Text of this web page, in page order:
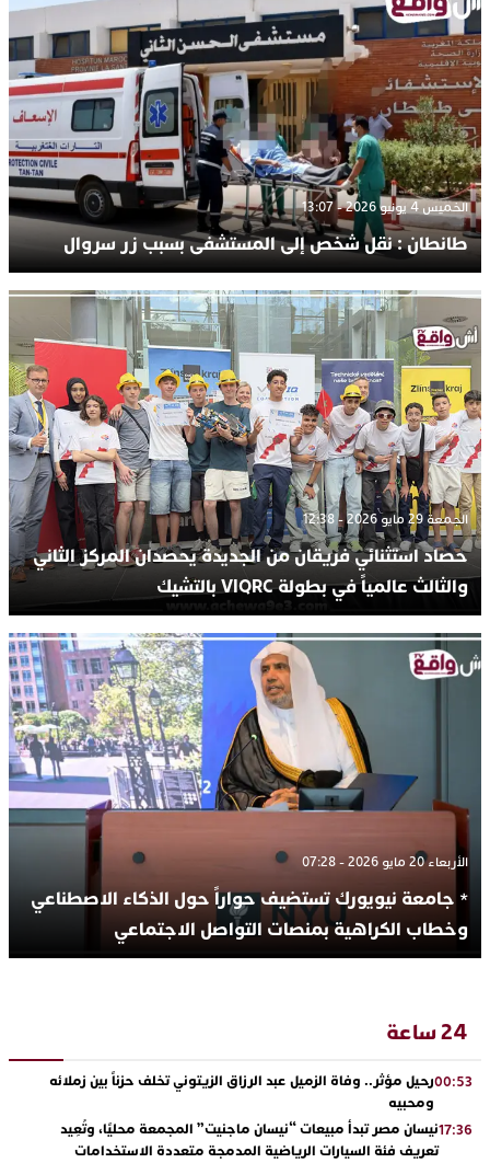
الخميس 4 يونيو 2026 - 13:07
طانطان : نقل شخص إلى المستشفى بسبب زر سروال
الجمعة 29 مايو 2026 - 12:38
حصاد استثنائي فريقان من الجديدة يحصدان المركز الثاني
والثالث عالمياً في بطولة VIQRC بالتشيك
الأربعاء 20 مايو 2026 - 07:28
* جامعة نيويورك تستضيف حواراً حول الذكاء الاصطناعي
وخطاب الكراهية بمنصات التواصل الاجتماعي
24 ساعة
00:53رحيل مؤثر.. وفاة الزميل عبد الرزاق الزيتوني تخلف حزناً بين زملائه
ومحبيه
17:36نيسان مصر تبدأ مبيعات “نيسان ماجنيت” المجمعة محليًا، وتُعِيد
تعريف فئة السيارات الرياضية المدمجة متعددة الاستخدامات